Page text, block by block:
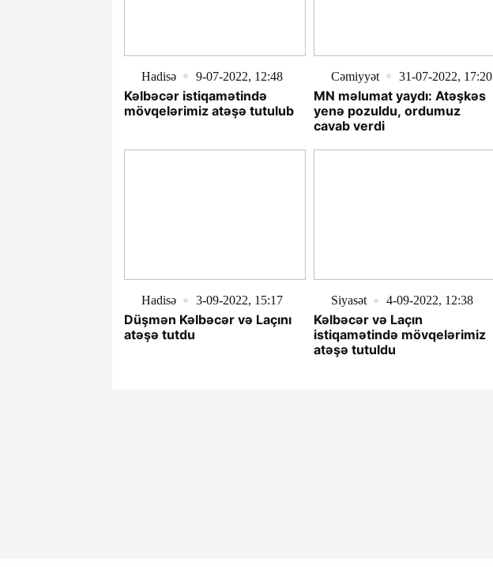
Hadisə 9-07-2022, 12:48
Kəlbəcər istiqamətində
mövqelərimiz atəşə tutulub
Cəmiyyət 31-07-2022, 17:20
MN məlumat yaydı: Atəşkəs
yenə pozuldu, ordumuz
cavab verdi
Hadisə 3-09-2022, 15:17
Düşmən Kəlbəcər və Laçını
atəşə tutdu
Siyasət 4-09-2022, 12:38
Kəlbəcər və Laçın
istiqamətində mövqelərimiz
atəşə tutuldu